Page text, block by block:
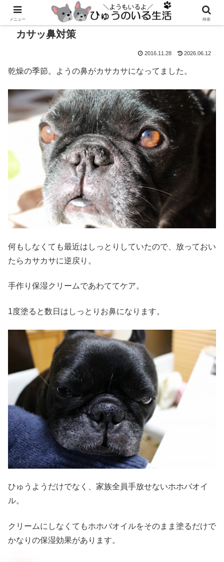
カサッ鼻対策
2016.11.28 2026.06.12
乾燥の季節。ようの鼻がカサカサになってました。
何もしなくても最近はしっとりしていたので、放っておい
たらカサカサに逆戻り。
手作り保湿クリームであわててケア。
1度塗ると数日はしっとりお鼻になります。
ひゅうようだけでなく、家族全員手放せないホホバオイ
ル。
クリームにしなくてもホホバオイルをそのまま塗るだけで
かなりの保湿効果があります。
メニュー 検索